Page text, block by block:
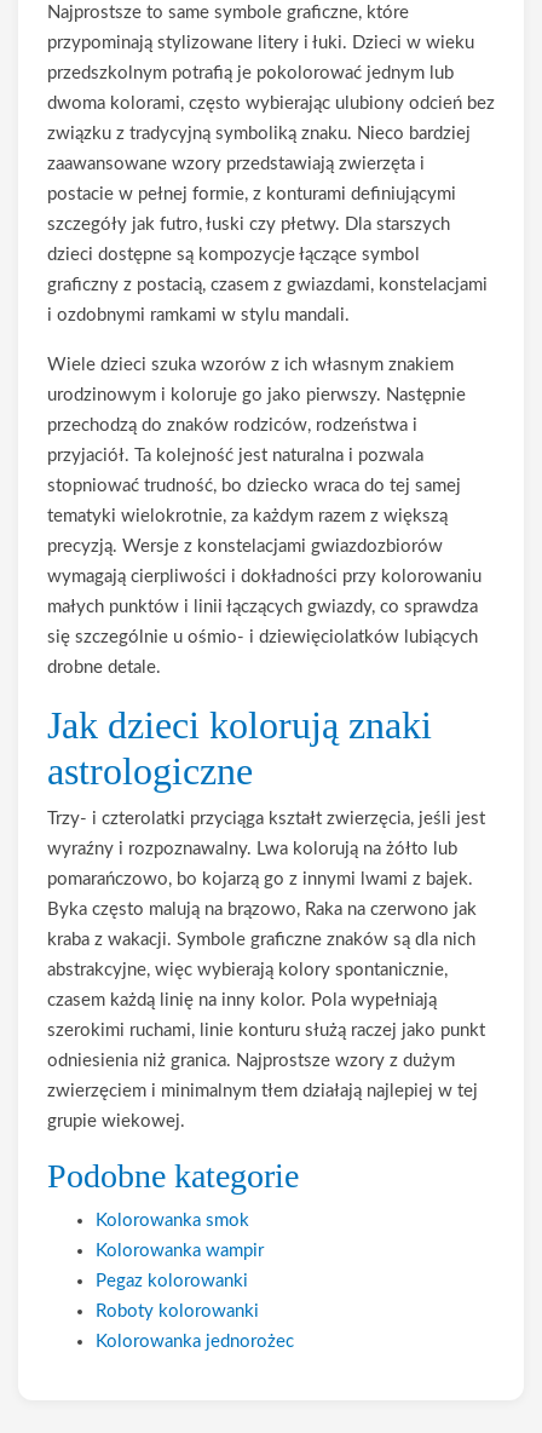
Najprostsze to same symbole graficzne, które
przypominają stylizowane litery i łuki. Dzieci w wieku
przedszkolnym potrafią je pokolorować jednym lub
dwoma kolorami, często wybierając ulubiony odcień bez
związku z tradycyjną symboliką znaku. Nieco bardziej
zaawansowane wzory przedstawiają zwierzęta i
postacie w pełnej formie, z konturami definiującymi
szczegóły jak futro, łuski czy płetwy. Dla starszych
dzieci dostępne są kompozycje łączące symbol
graficzny z postacią, czasem z gwiazdami, konstelacjami
i ozdobnymi ramkami w stylu mandali.
Wiele dzieci szuka wzorów z ich własnym znakiem
urodzinowym i koloruje go jako pierwszy. Następnie
przechodzą do znaków rodziców, rodzeństwa i
przyjaciół. Ta kolejność jest naturalna i pozwala
stopniować trudność, bo dziecko wraca do tej samej
tematyki wielokrotnie, za każdym razem z większą
precyzją. Wersje z konstelacjami gwiazdozbiorów
wymagają cierpliwości i dokładności przy kolorowaniu
małych punktów i linii łączących gwiazdy, co sprawdza
się szczególnie u ośmio- i dziewięciolatków lubiących
drobne detale.
Jak dzieci kolorują znaki
astrologiczne
Trzy- i czterolatki przyciąga kształt zwierzęcia, jeśli jest
wyraźny i rozpoznawalny. Lwa kolorują na żółto lub
pomarańczowo, bo kojarzą go z innymi lwami z bajek.
Byka często malują na brązowo, Raka na czerwono jak
kraba z wakacji. Symbole graficzne znaków są dla nich
abstrakcyjne, więc wybierają kolory spontanicznie,
czasem każdą linię na inny kolor. Pola wypełniają
szerokimi ruchami, linie konturu służą raczej jako punkt
odniesienia niż granica. Najprostsze wzory z dużym
zwierzęciem i minimalnym tłem działają najlepiej w tej
grupie wiekowej.
Podobne kategorie
Kolorowanka smok
Kolorowanka wampir
Pegaz kolorowanki
Roboty kolorowanki
Kolorowanka jednorożec